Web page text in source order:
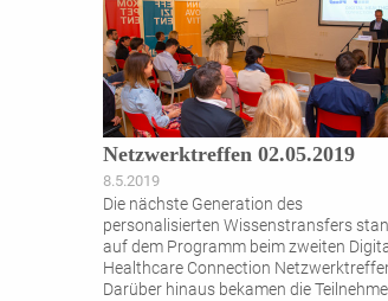
Netzwerktreffen 02.05.2019
8.5.2019
Die nächste Generation des
personalisierten Wissenstransfers
auf dem Programm beim zweiten
Healthcare Connection
Darüber hinaus bekamen die